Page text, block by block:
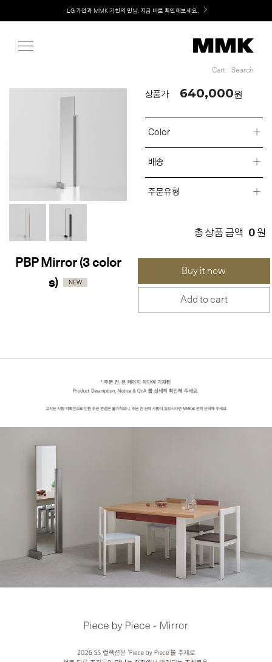
Welcome! 신규 회원가입 시 MMK Shop Coupon (총 60만원) 지급
Cart Search
PBP Mirror (3 color
s)
상품가 640,000원
Color
배송
주문유형
총 상품 금액 0 원
Buy it now
Add to cart